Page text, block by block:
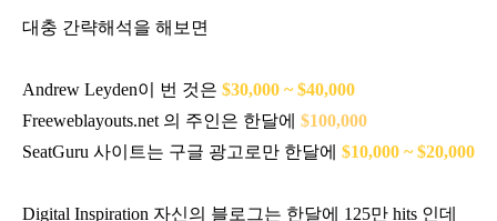
대충 간략해석을 해보면
Andrew Leyden이 번 것은 $30,000 ~ $40,000
Freeweblayouts.net 의 주인은 한달에 $100,000
SeatGuru 사이트는 구글 광고로만 한달에 $10,000 ~ $20,000
Digital Inspiration 자신의 블로그는 한달에 125만 hits 인데